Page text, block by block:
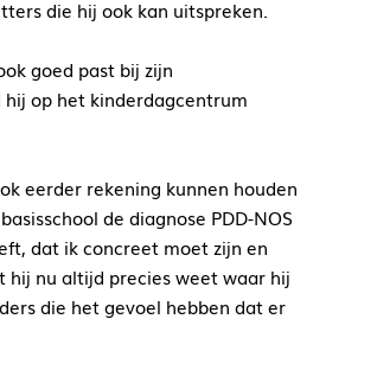
die hij ook kan uitspreken.
goed past bij zijn
hij op het kinderdagcentrum
eerder rekening kunnen houden
de diagnose PDD-NOS
dat ik concreet moet zijn en
hij nu altijd precies weet waar hij
die het gevoel hebben dat er